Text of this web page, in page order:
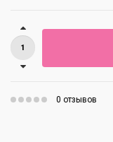
0 отзывов